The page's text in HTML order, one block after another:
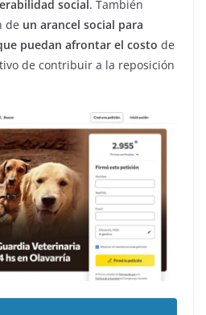
social . También
de un arancel social para
puedan afrontar el costo de
de contribuir a la reposición